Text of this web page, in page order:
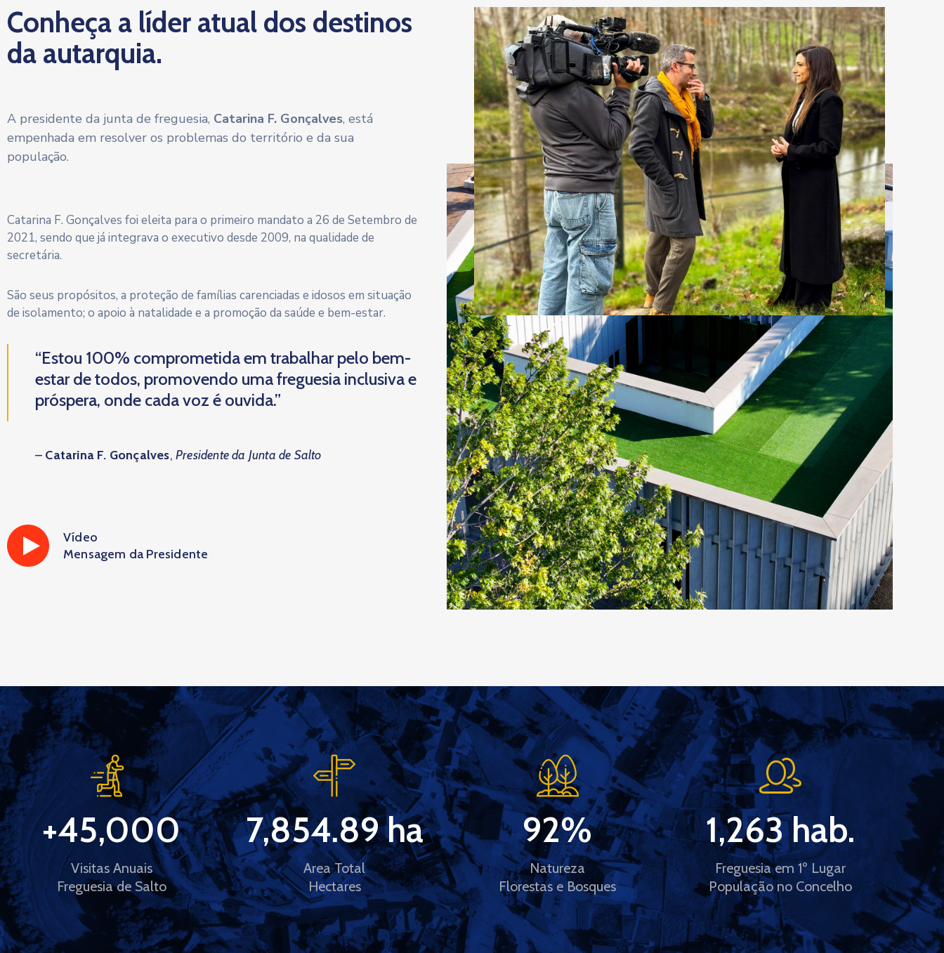
Conheça a líder atual dos destinos
da autarquia.
A presidente da junta de freguesia, Catarina F. Gonçalves, está
empenhada em resolver os problemas do território e da sua
população.
Catarina F. Gonçalves foi eleita para o primeiro mandato a 26 de Setembro de
2021, sendo que já integrava o executivo desde 2009, na qualidade de
secretária.
São seus propósitos, a proteção de famílias carenciadas e idosos em situação
de isolamento; o apoio à natalidade e a promoção da saúde e bem-estar.
“Estou 100% comprometida em trabalhar pelo bem-
estar de todos, promovendo uma freguesia inclusiva e
próspera, onde cada voz é ouvida.”
– Catarina F. Gonçalves, Presidente da Junta de Salto
Vídeo
Mensagem da Presidente
Visitas Anuais
Freguesia de Salto
+45,000
Area Total
Hectares
7,854.89 ha
Natureza
Florestas e Bosques
92%
Freguesia em 1º Lugar
População no Concelho
1,263 hab.